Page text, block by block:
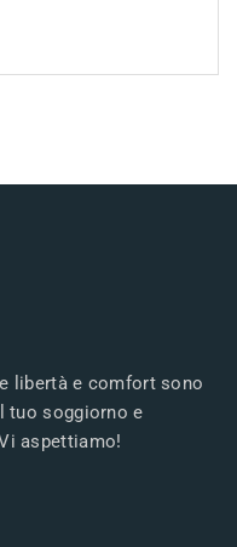
libertà e comfort sono
tuo soggiorno e
aspettiamo!